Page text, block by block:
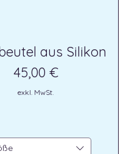
aus Silikon
Preis
45,00 €
exkl. MwSt.